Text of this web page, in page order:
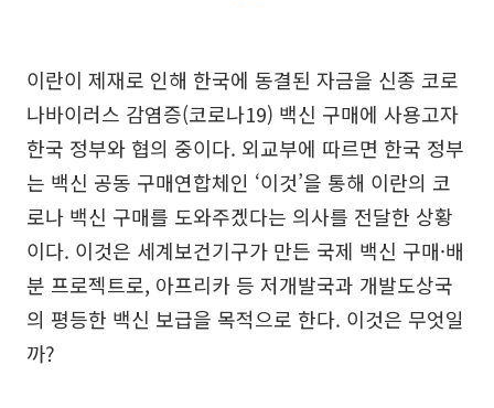
이란이 제재로 인해 한국에 동결된 자금을 신종 코로
나바이러스 감염증(코로나19) 백신 구매에 사용고자
한국 정부와 협의 중이다. 외교부에 따르면 한국 정부
는 백신 공동 구매연합체인 ‘이것’을 통해 이란의 코
로나 백신 구매를 도와주겠다는 의사를 전달한 상황
이다. 이것은 세계보건기구가 만든 국제 백신 구매·배
분 프로젝트로, 아프리카 등 저개발국과 개발도상국
의 평등한 백신 보급을 목적으로 한다. 이것은 무엇일
까?